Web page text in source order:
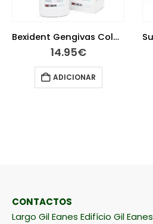
Super Creme Fixador Próteses Sem Sabor 40 g
11.10€
ADICIONAR
CONTACTOS
Largo Gil Eanes Edifício Gil Eanes